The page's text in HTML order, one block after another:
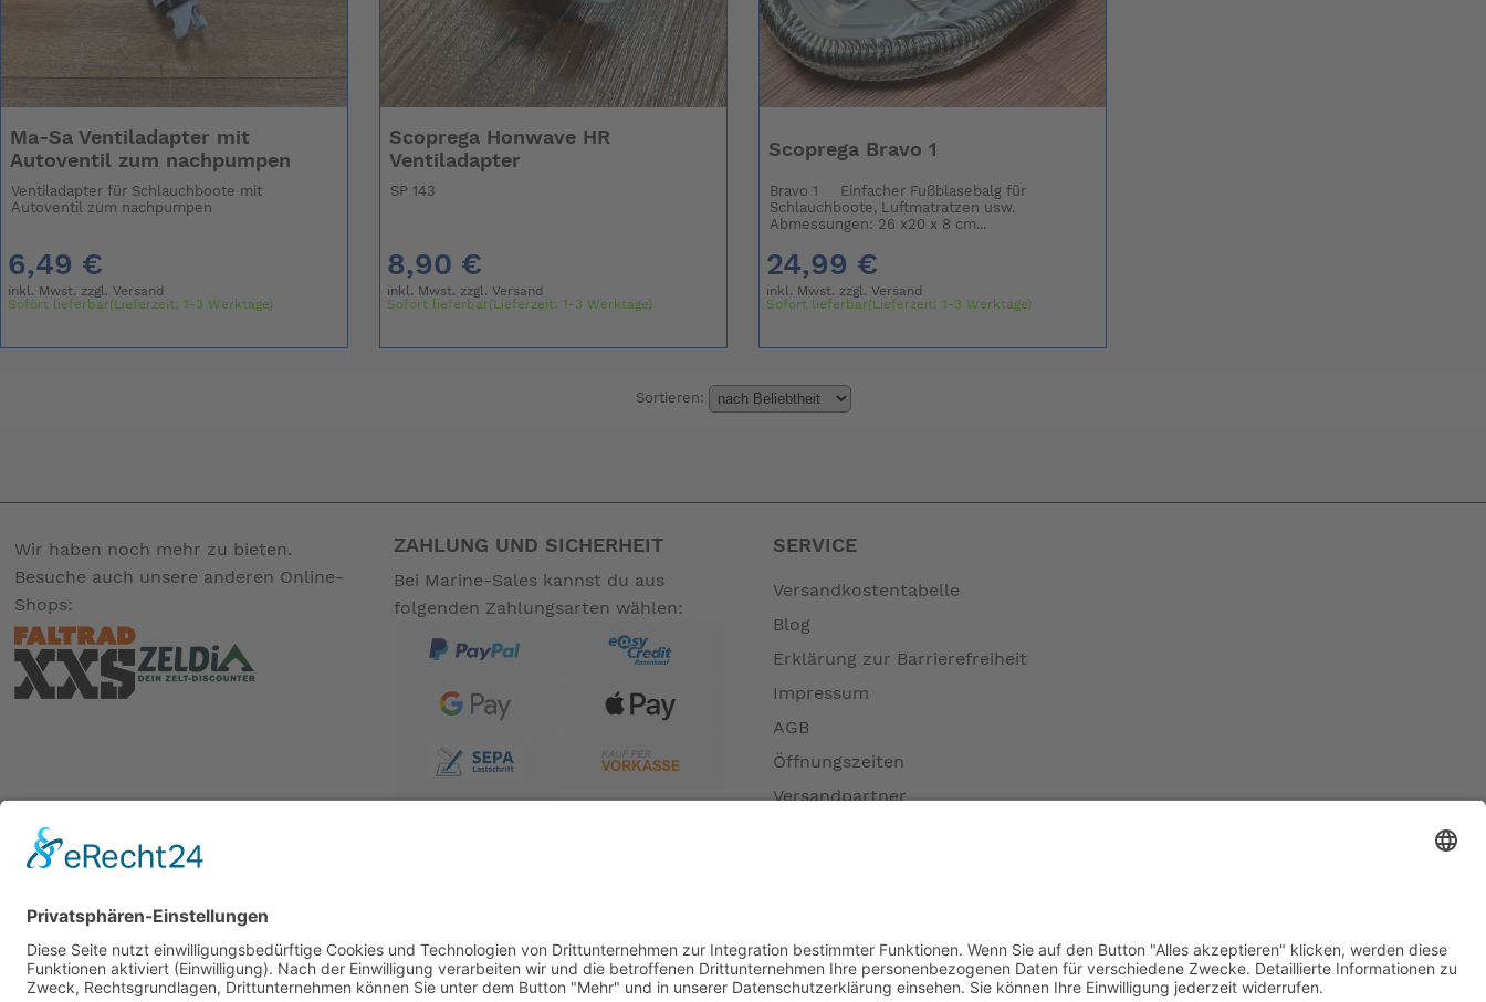
Ma-Sa Ventiladapter mit
Autoventil zum nachpumpen
Ventiladapter für Schlauchboote mit
Autoventil zum nachpumpen
6,49 €
inkl. Mwst. zzgl.Versand
Sofort lieferbar(Lieferzeit: 1-3 Werktage)
Scoprega Honwave HR
Ventiladapter
SP 143
8,90 €
inkl. Mwst. zzgl.Versand
Sofort lieferbar(Lieferzeit: 1-3 Werktage)
Scoprega Bravo 1
Bravo 1 Einfacher Fußblasebalg für
Schlauchboote, Luftmatratzen usw.
Abmessungen: 26 x20 x 8 cm...
24,99 €
inkl. Mwst. zzgl.Versand
Sofort lieferbar(Lieferzeit: 1-3 Werktage)
Sortieren:
Wir haben noch mehr zu bieten.
Besuche auch unsere anderen Online-
Shops:
BESUCHE UNS AUCH BEI:
PARTNER
ZAHLUNG UND SICHERHEIT
Bei Marine-Sales kannst du aus
folgenden Zahlungsarten wählen:
SERVICE
Versandkostentabelle
Blog
Erklärung zur Barrierefreiheit
Impressum
AGB
Öffnungszeiten
Versandpartner
Widerrufsrecht MS